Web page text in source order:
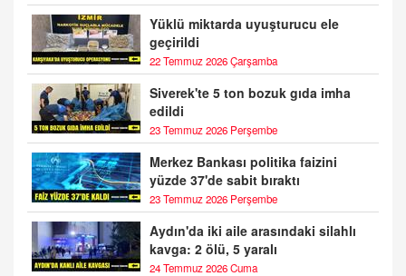
Yüklü miktarda uyuşturucu ele
geçirildi
22 Temmuz 2026 Çarşamba
Siverek'te 5 ton bozuk gıda imha
edildi
23 Temmuz 2026 Perşembe
Merkez Bankası politika faizini
yüzde 37'de sabit bıraktı
23 Temmuz 2026 Perşembe
Aydın'da iki aile arasındaki silahlı
kavga: 2 ölü, 5 yaralı
24 Temmuz 2026 Cuma